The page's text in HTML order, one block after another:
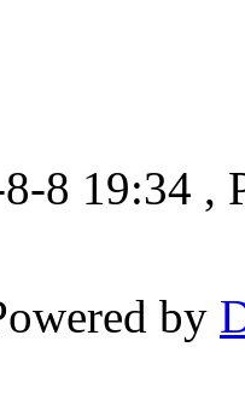
8 19:34 ,
by